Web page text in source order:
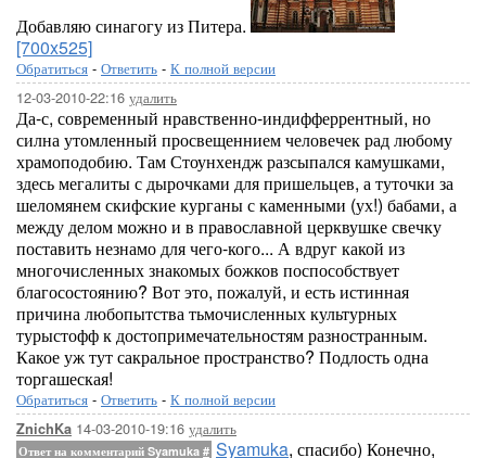
Добавляю синагогу из Питера.
[700x525]
Обратиться - Ответить - К полной версии
12-03-2010-22:16 удалить
Да-с, современный нравственно-индифферрентный, но
силна утомленный просвещеннием человечек рад любому
храмоподобию. Там Стоунхендж разсыпался камушками,
здесь мегалиты с дырочками для пришельцев, а туточки за
шеломянем скифские курганы с каменными (ух!) бабами, а
между делом можно и в православной церквушке свечку
поставить незнамо для чего-кого... А вдруг какой из
многочисленных знакомых божков поспособствует
благосостоянию? Вот это, пожалуй, и есть истинная
причина любопытства тьмочисленных культурных
турыстофф к достопримечательностям разностранным.
Какое уж тут сакральное пространство? Подлость одна
торгашеская!
Обратиться - Ответить - К полной версии
ZnichKa 14-03-2010-19:16 удалить
Ответ на комментарий Syamuka # Syamuka, спасибо) Конечно,